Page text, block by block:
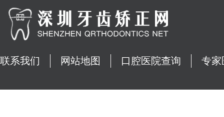
联系我们 网站地图 口腔医院查询 专家